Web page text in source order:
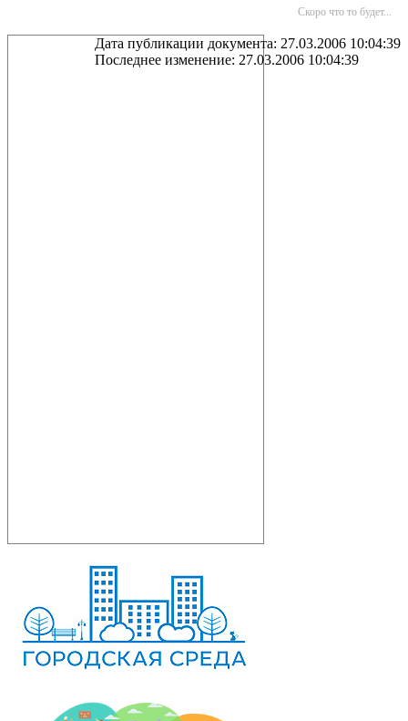
Скоро что то будет...
Дата публикации документа: 27.03.2006 10:04:39
Последнее изменение: 27.03.2006 10:04:39